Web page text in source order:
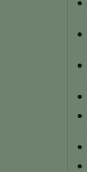
●
●
●
●
●
●
●